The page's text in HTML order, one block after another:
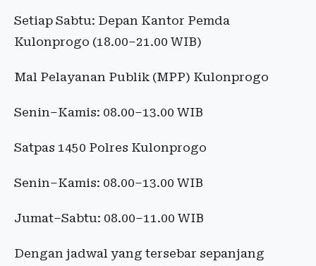
Setiap Sabtu: Depan Kantor Pemda
Kulonprogo (18.00–21.00 WIB)
Mal Pelayanan Publik (MPP) Kulonprogo
Senin–Kamis: 08.00–13.00 WIB
Satpas 1450 Polres Kulonprogo
Senin–Kamis: 08.00–13.00 WIB
Jumat–Sabtu: 08.00–11.00 WIB
Dengan jadwal yang tersebar sepanjang